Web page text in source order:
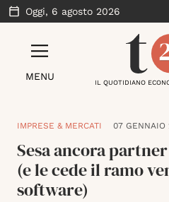
Oggi, 6 agosto 2026
MENU
IL QUOTIDIANO
IMPRESE & MERCATI 07 GENNAIO
Sesa ancora
(e le cede il ramo
software)